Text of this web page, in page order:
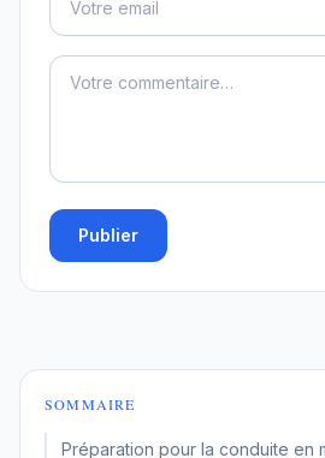
Publier
SOMMAIRE
Préparation pour la conduite en